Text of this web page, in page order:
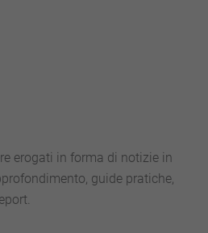
erogati in forma di notizie in
guide pratiche,